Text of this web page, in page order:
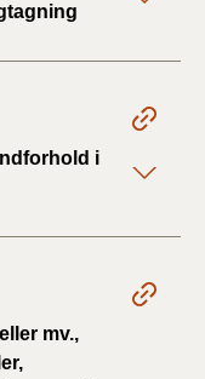
i
mv.,